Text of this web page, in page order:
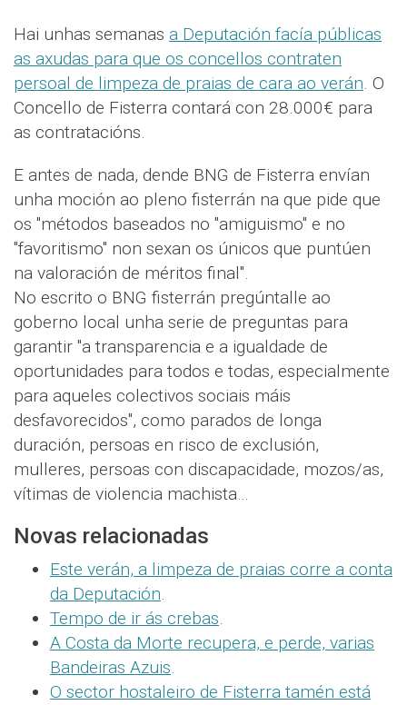
Hai unhas semanas a Deputación facía públicas
as axudas para que os concellos contraten
persoal de limpeza de praias de cara ao verán. O
Concello de Fisterra contará con 28.000€ para
as contratacións.
E antes de nada, dende BNG de Fisterra envían
unha moción ao pleno fisterrán na que pide que
os "métodos baseados no "amiguismo" e no
"favoritismo" non sexan os únicos que puntúen
na valoración de méritos final".
No escrito o BNG fisterrán pregúntalle ao
goberno local unha serie de preguntas para
garantir "a transparencia e a igualdade de
oportunidades para todos e todas, especialmente
para aqueles colectivos sociais máis
desfavorecidos", como parados de longa
duración, persoas en risco de exclusión,
mulleres, persoas con discapacidade, mozos/as,
vítimas de violencia machista…
Novas relacionadas
Este verán, a limpeza de praias corre a conta
da Deputación.
Tempo de ir ás crebas.
A Costa da Morte recupera, e perde, varias
Bandeiras Azuis.
O sector hostaleiro de Fisterra tamén está